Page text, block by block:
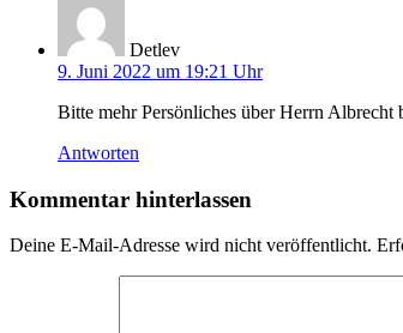
Detlev
9. Juni 2022 um 19:21 Uhr
Bitte mehr Persönliches über Herrn Albrecht
Antworten
Kommentar hinterlassen
Deine E-Mail-Adresse wird nicht veröffentlicht.